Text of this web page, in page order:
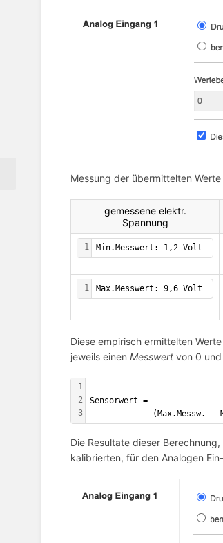
Messung der übermittelten
gemessene elektr.
Spannung
1 Min.Messwert: 1,2 Volt
1 Max.Messwert: 9,6 Volt
Diese empirisch ermittelten
jeweils einen Messwert von 0
1
2
3
Sensorwert =
(Max.Messw. -
Die Resultate dieser
kalibrierten, für den Analogen